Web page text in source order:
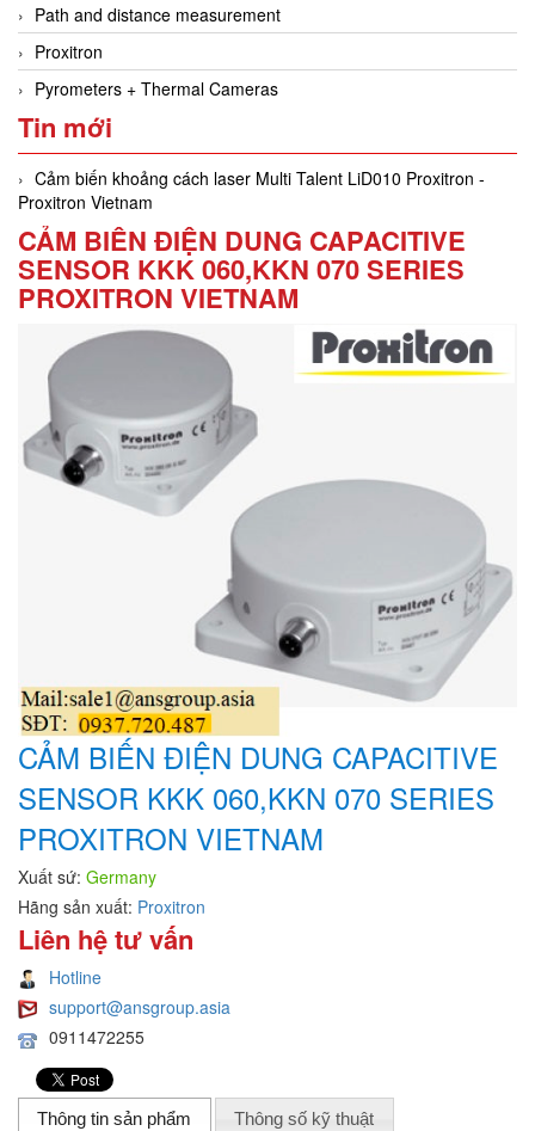
Path and distance measurement
Proxitron
Pyrometers + Thermal Cameras
Tin mới
Cảm biến khoảng cách laser Multi Talent LiD010 Proxitron -
Proxitron Vietnam
CẢM BIẾN ĐIỆN DUNG CAPACITIVE
SENSOR KKK 060,KKN 070 SERIES
PROXITRON VIETNAM
CẢM BIẾN ĐIỆN DUNG CAPACITIVE
SENSOR KKK 060,KKN 070 SERIES
PROXITRON VIETNAM
Xuất sứ: Germany
Hãng sản xuất: Proxitron
Liên hệ tư vấn
Hotline
support@ansgroup.asia
0911472255
Thông tin sản phẩm Thông số kỹ thuật